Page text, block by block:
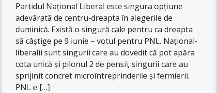
Partidul Național Liberal este singura opțiune
adevărată de centru-dreapta în alegerile de
duminică. Există o singură cale pentru ca dreapta
să câștige pe 9 iunie – votul pentru PNL. Național-
liberalii sunt singurii care au dovedit că pot apăra
cota unică și pilonul 2 de pensii, singurii care au
sprijinit concret microîntreprinderile și fermierii.
PNL e […]